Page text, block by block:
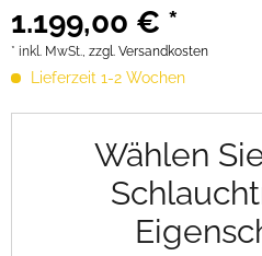
1.199,00 € *
* inkl. MwSt., zzgl. Versandkosten
Lieferzeit 1-2 Wochen
Wählen